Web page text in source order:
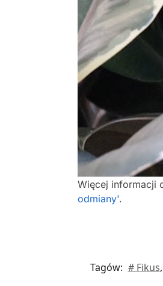
Więcej informacji
odmiany'.
Tagów: # Fikus,